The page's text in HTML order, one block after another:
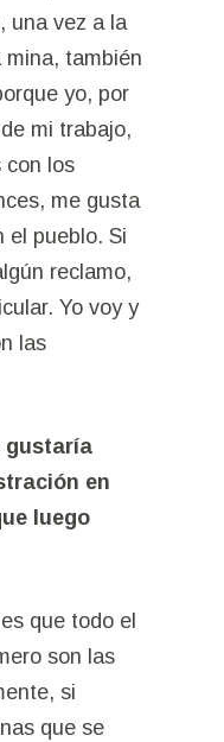
una vez a la
mina, también
yo, por
mi trabajo,
con los
me gusta
el pueblo. Si
reclamo,
Yo voy y
las
gustaría
en
luego
que todo el
son las
si
que se